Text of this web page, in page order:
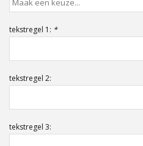
tekstregel 1: *
tekstregel 2:
tekstregel 3: